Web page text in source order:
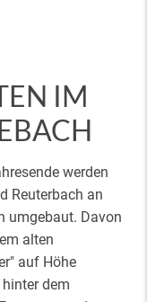
IM
werden
Reuterbach an
umgebaut. Davon
alten
auf Höhe
dem